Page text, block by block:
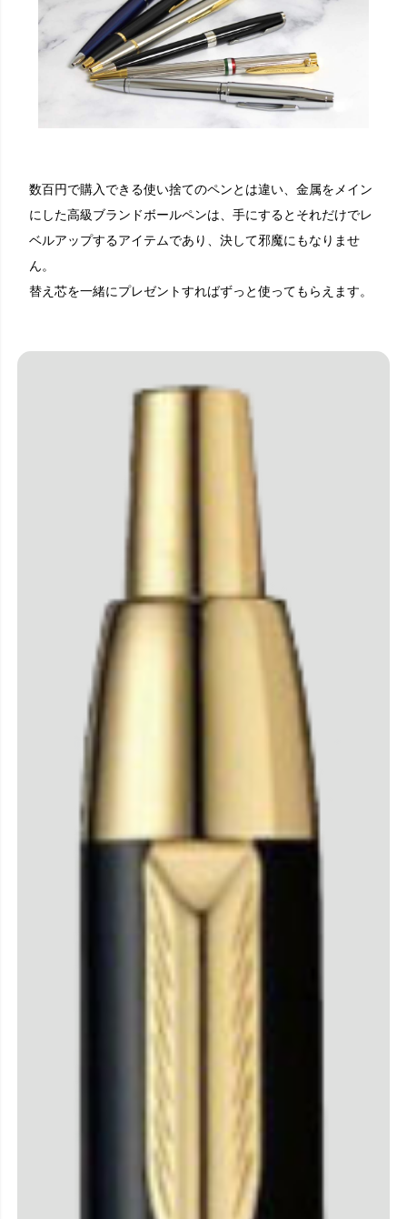
数百円で購入できる使い捨てのペンとは違い、金属をメイン
にした高級ブランドボールペンは、手にするとそれだけでレ
ベルアップするアイテムであり、決して邪魔にもなりませ
ん。
替え芯を一緒にプレゼントすればずっと使ってもらえます。